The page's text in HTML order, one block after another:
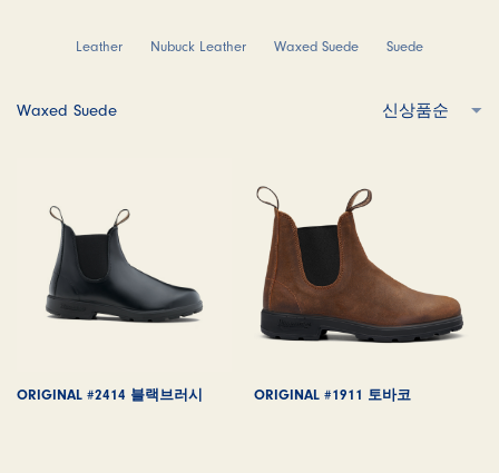
Leather Nubuck Leather Waxed Suede Suede
Waxed Suede
ORIGINAL #2414 블랙브러시 ORIGINAL #1911 토바코